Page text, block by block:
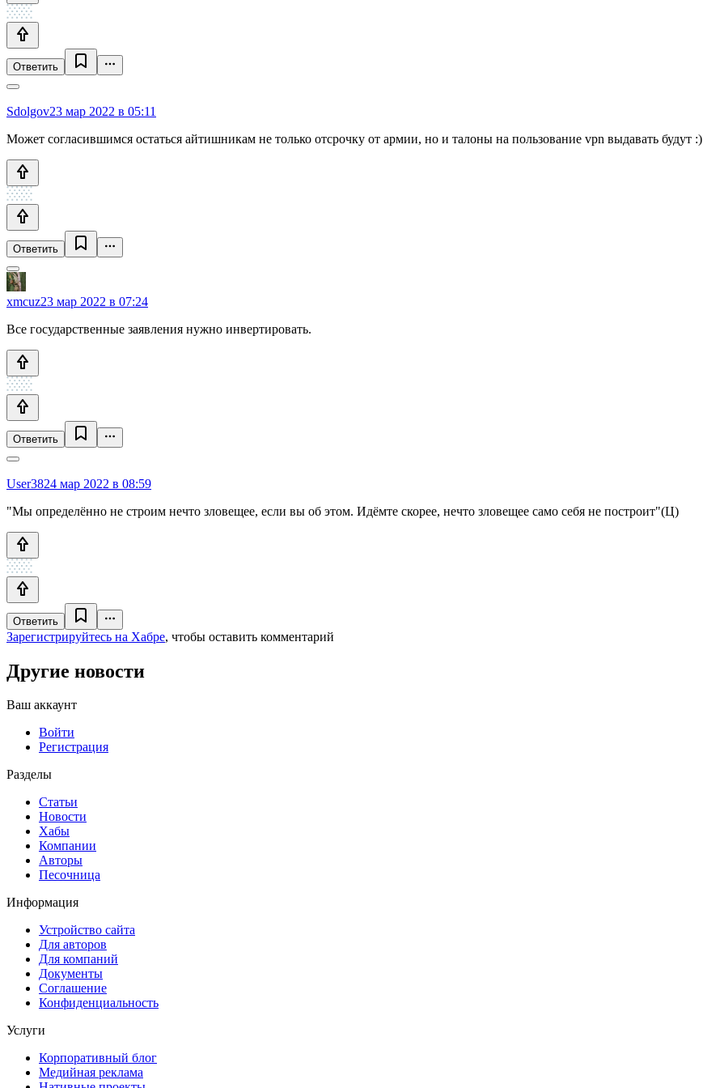
Ответить
Sdolgov23 мар 2022 в 05:11
Может согласившимся остаться айтишникам не только отсрочку от армии, но и талоны на пользование vpn выдавать будут :)
Ответить
xmcuz23 мар 2022 в 07:24
Все государственные заявления нужно инвертировать.
Ответить
User3824 мар 2022 в 08:59
"Мы определённо не строим нечто зловещее, если вы об этом. Идёмте скорее, нечто зловещее само себя не построит"(Ц)
Ответить
Зарегистрируйтесь на Хабре, чтобы оставить комментарий
Другие новости
Ваш аккаунт
Войти
Регистрация
Разделы
Статьи
Новости
Хабы
Компании
Авторы
Песочница
Информация
Устройство сайта
Для авторов
Для компаний
Документы
Соглашение
Конфиденциальность
Услуги
Корпоративный блог
Медийная реклама